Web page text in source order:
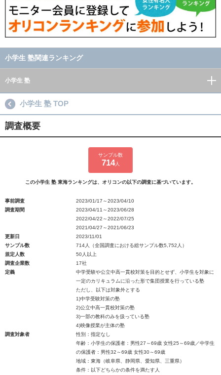
小学生 塾関連ランキング
小学生 塾
小学生 塾 TOP
調査概要
サンプル数
714人
この小学生 塾 東海ランキングは、オリコンの以下の調査に基づいています。
事前調査
2023/01/17～2023/04/10
調査期間
2023/04/11～2023/06/28
2022/04/22～2022/07/25
2021/04/27～2021/06/23
更新日
2023/11/01
サンプル数
714人（全国調査における総サンプル数5,752人）
規定人数
50人以上
調査企業数
17社
定義
中学受験や公立中高一貫校対策を目的とせず、小学生を対象に
一定のカリキュラムに沿った形で集団授業を行っている塾
ただし、以下は対象外とする
1)中学受験対策の塾
2)公立中高一貫校対策の塾
3)一部の教科のみを扱っている塾
4)映像授業が主体の塾
調査対象者
性別：指定なし
年齢：小学生の保護者：男性27～69歳 女性25～69歳／中学生
の保護者：男性32～69歳 女性30～69歳
地域：東海（岐阜県、静岡県、愛知県、三重県）
条件：以下どちらかの条件を満たす人